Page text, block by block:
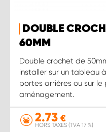
DOUBLE
60MM
Double crochet de
installer sur un tableau
portes arrières ou sur
aménagement.
2.73 €
HORS TAXES (TVA 17 %)